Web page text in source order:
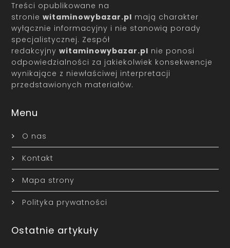
Treści opublikowane na
stroniewitaminowybazar.pl mają charakter
wyłącznie informacyjny i nie stanowią porady
specjalistycznej. Zespół
redakcyjnywitaminowybazar.pl nie ponosi
odpowiedzialności za jakiekolwiek konsekwencje
wynikające z niewłaściwej interpretacji
przedstawionych materiałów.
Menu
O nas
Kontakt
Mapa strony
Polityka prywatności
Ostatnie artykuły